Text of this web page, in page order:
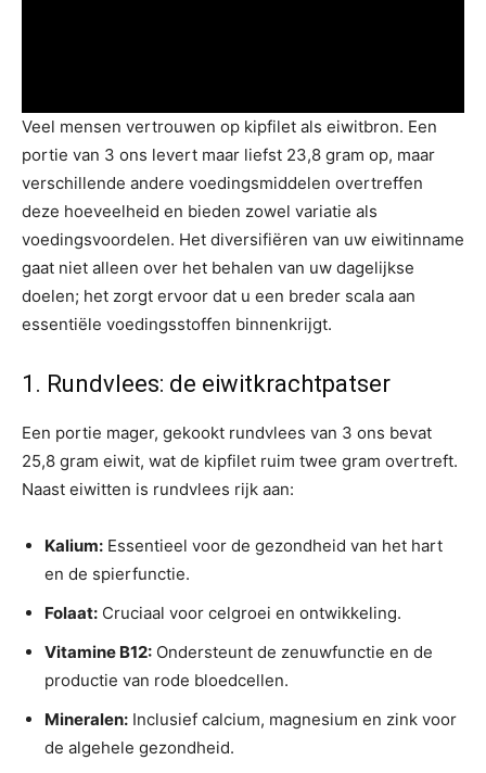
Veel mensen vertrouwen op kipfilet als eiwitbron. Een
portie van 3 ons levert maar liefst 23,8 gram op, maar
verschillende andere voedingsmiddelen overtreffen
deze hoeveelheid en bieden zowel variatie als
voedingsvoordelen. Het diversifiëren van uw eiwitinname
gaat niet alleen over het behalen van uw dagelijkse
doelen; het zorgt ervoor dat u een breder scala aan
essentiële voedingsstoffen binnenkrijgt.
1. Rundvlees: de eiwitkrachtpatser
Een portie mager, gekookt rundvlees van 3 ons bevat
25,8 gram eiwit, wat de kipfilet ruim twee gram overtreft.
Naast eiwitten is rundvlees rijk aan:
Kalium: Essentieel voor de gezondheid van het hart
en de spierfunctie.
Folaat: Cruciaal voor celgroei en ontwikkeling.
Vitamine B12: Ondersteunt de zenuwfunctie en de
productie van rode bloedcellen.
Mineralen: Inclusief calcium, magnesium en zink voor
de algehele gezondheid.